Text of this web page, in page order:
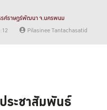
รค์ราษฎร์พัฒนา จ.นครพนม
Pilasinee Tantachasatid
ระชาสัมพันธ์